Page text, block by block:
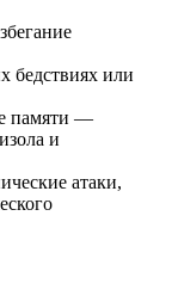
бедствиях или
памяти —
и
атаки,